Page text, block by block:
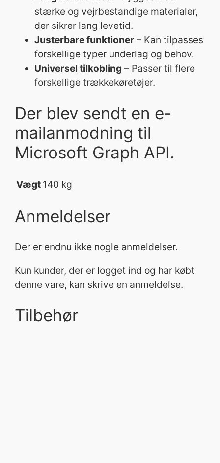
stærke og vejrbestandige materialer,
der sikrer lang levetid.
Justerbare funktioner – Kan tilpasses
forskellige typer underlag og behov.
Universel tilkobling – Passer til flere
forskellige trækkekøretøjer.
Der blev sendt en e-
mailanmodning til
Microsoft Graph API.
Vægt 140 kg
Anmeldelser
Der er endnu ikke nogle anmeldelser.
Kun kunder, der er logget ind og har købt
denne vare, kan skrive en anmeldelse.
Tilbehør